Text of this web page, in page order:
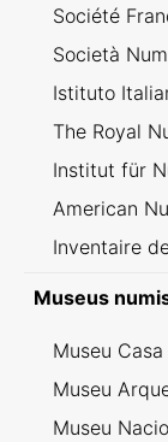
Société
Società
Istituto
The Royal
Institut für
American
Inventaire
Museus
Museu
Museu
Museu